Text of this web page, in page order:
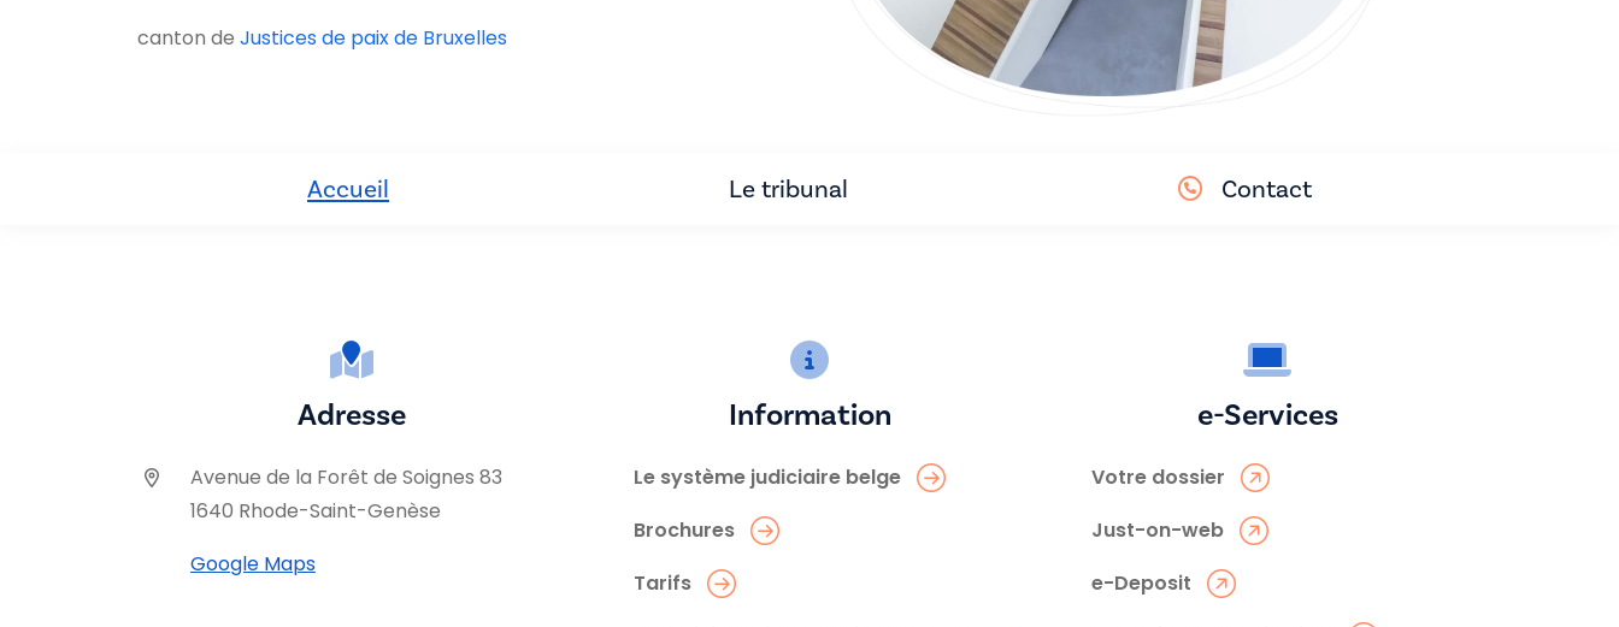
canton de Justices de paix de Bruxelles
Accueil Le tribunal Contact
Adresse
Avenue de la Forêt de Soignes 83
1640 Rhode-Saint-Genèse
Google Maps
Information
Le système judiciaire belge
Brochures
Tarifs
e-Services
Votre dossier
Just-on-web
e-Deposit